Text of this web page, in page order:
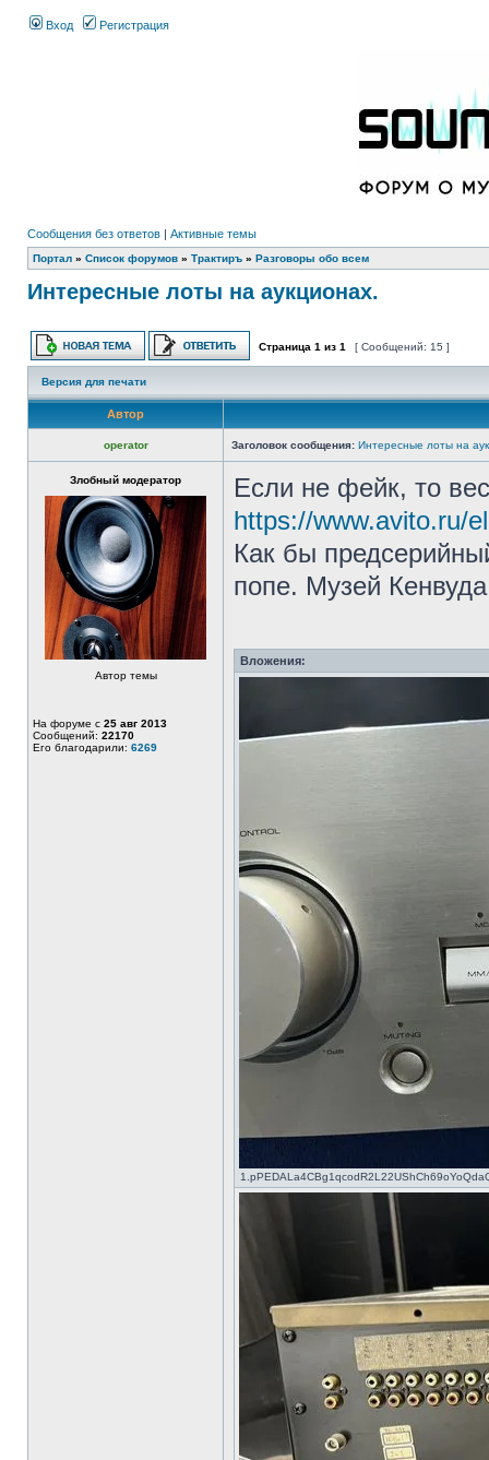
Вход Регистрация
Сообщения без ответов | Активные темы
Портал » Список форумов » Трактиръ » Разговоры обо всем
Интересные лоты на аукционах.
Страница 1 из 1 [ Сообщений: 15 ]
Версия для печати
Автор
operator Заголовок сообщения: Интересные лоты на
Злобный модератор
Автор темы
На форуме с 25 авг 2013
Сообщений: 22170
Его благодарили: 6269
Если не фейк, то
https://www.avito.ru/
Как бы
попе. Музей
Вложения: